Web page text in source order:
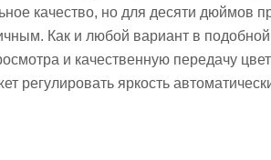
качество, но для десяти дюймов
Как и любой вариант в
и качественную передачу
регулировать яркость